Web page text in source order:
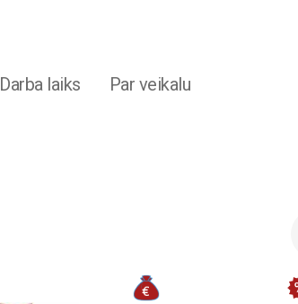
Darba laiks Par veikalu